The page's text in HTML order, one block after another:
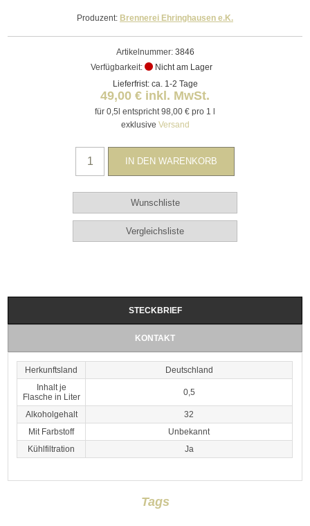
Produzent: Brennerei Ehringhausen e.K.
Artikelnummer: 3846
Verfügbarkeit:
Nicht am Lager
Lieferfrist: ca. 1-2 Tage
49,00 € inkl. MwSt.
für 0,5l entspricht 98,00 € pro 1 l
exklusive Versand
STECKBRIEF
KONTAKT
Herkunftsland
Deutschland
Inhalt je
Flasche in Liter
0,5
Alkoholgehalt
32
Mit Farbstoff
Unbekannt
Kühlfiltration
Ja
Tags